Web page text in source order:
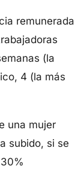
remunerada
(la
4 (la más
una mujer
subido, si se